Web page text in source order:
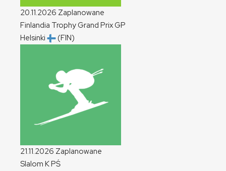
20.11.2026 Zaplanowane
Finlandia Trophy Grand PrixGP
Helsinki
(FIN)
21.11.2026 Zaplanowane
Slalom KPŚ